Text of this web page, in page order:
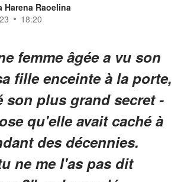
Harena Raoelina
18:20
femme âgée a vu son
fille enceinte à la porte,
son plus grand secret -
qu'elle avait caché à
des décennies.
ne me l'as pas dit